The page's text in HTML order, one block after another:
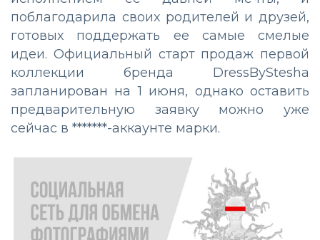
поблагодарила своих родителей и друзей,
готовых поддержать ее самые смелые
идеи. Официальный старт продаж первой
коллекции бренда DressByStesha
запланирован на 1 июня, однако оставить
предварительную заявку можно уже
сейчас в *******-аккаунте марки.